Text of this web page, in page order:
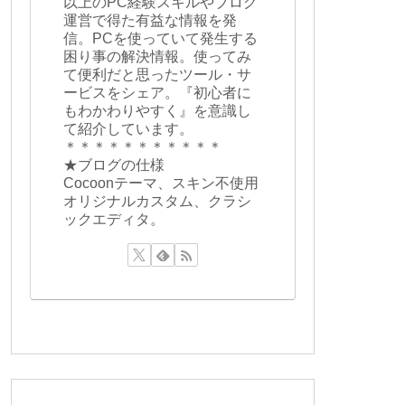
運営で得た有益な情報を発
信。PCを使っていて発生する
困り事の解決情報。使ってみ
て便利だと思ったツール・サ
ービスをシェア。『初心者に
もわかわりやすく』を意識し
て紹介しています。
＊＊＊＊＊＊＊＊＊＊＊
★ブログの仕様
Cocoonテーマ、スキン不使用
オリジナルカスタム、クラシ
ックエディタ。